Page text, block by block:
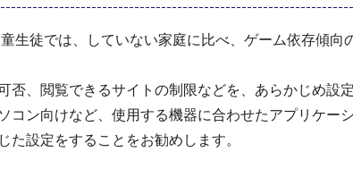
生徒では、していない家庭に比べ、ゲーム依存傾向
、閲覧できるサイトの制限などを、あらかじめ設
ン向けなど、使用する機器に合わせたアプリケー
設定をすることをお勧めします。